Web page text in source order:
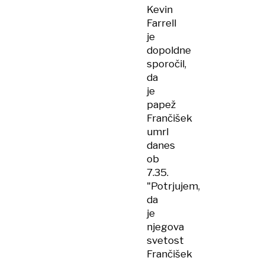
Kevin
Farrell
je
dopoldne
sporočil,
da
je
papež
Frančišek
umrl
danes
ob
7.35.
"Potrjujem,
da
je
njegova
svetost
Frančišek